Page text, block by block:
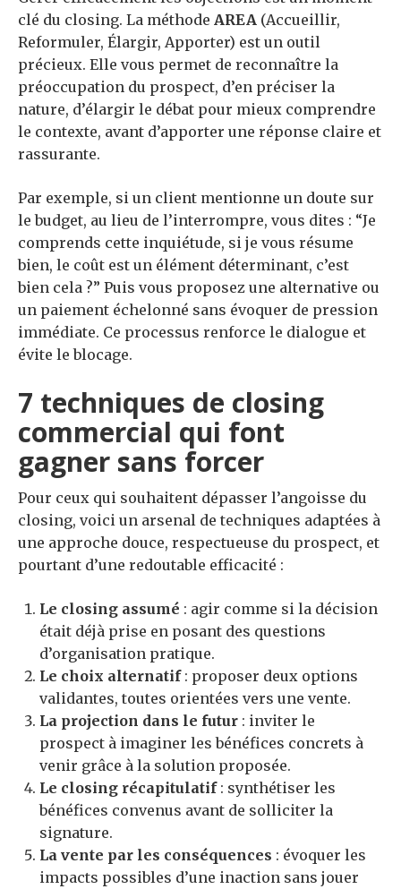
clé du closing. La méthode AREA (Accueillir,
Reformuler, Élargir, Apporter) est un outil
précieux. Elle vous permet de reconnaître la
préoccupation du prospect, d’en préciser la
nature, d’élargir le débat pour mieux comprendre
le contexte, avant d’apporter une réponse claire et
rassurante.
Par exemple, si un client mentionne un doute sur
le budget, au lieu de l’interrompre, vous dites : “Je
comprends cette inquiétude, si je vous résume
bien, le coût est un élément déterminant, c’est
bien cela ?” Puis vous proposez une alternative ou
un paiement échelonné sans évoquer de pression
immédiate. Ce processus renforce le dialogue et
évite le blocage.
7 techniques de closing
commercial qui font
gagner sans forcer
Pour ceux qui souhaitent dépasser l’angoisse du
closing, voici un arsenal de techniques adaptées à
une approche douce, respectueuse du prospect, et
pourtant d’une redoutable efficacité :
Le closing assumé : agir comme si la décision
était déjà prise en posant des questions
d’organisation pratique.
Le choix alternatif: proposer deux options
validantes, toutes orientées vers une vente.
La projection dans le futur : inviter le
prospect à imaginer les bénéfices concrets à
venir grâce à la solution proposée.
Le closing récapitulatif: synthétiser les
bénéfices convenus avant de solliciter la
signature.
La vente par les conséquences : évoquer les
impacts possibles d’une inaction sans jouer